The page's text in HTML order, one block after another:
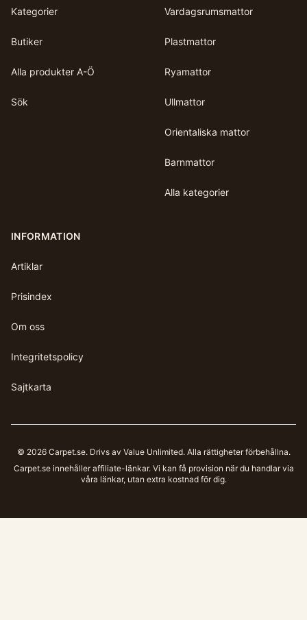
Kategorier
Butiker
Alla produkter A-Ö
Sök
Vardagsrumsmattor
Plastmattor
Ryamattor
Ullmattor
Orientaliska mattor
Barnmattor
Alla kategorier
INFORMATION
Artiklar
Prisindex
Om oss
Integritetspolicy
Sajtkarta
© 2026 Carpet.se. Drivs av Value Unlimited. Alla rättigheter förbehållna.
Carpet.seinnehåller affiliate-länkar. Vi kan få provision när du handlar via
våra länkar, utan extra kostnad för dig.